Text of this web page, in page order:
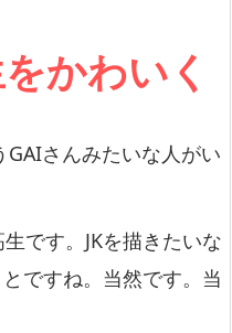
かわいく
GAIさんみたいな人がい
です。JKを描きたいな
ですね。当然です。当